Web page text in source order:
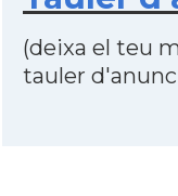
(deixa el teu
tauler